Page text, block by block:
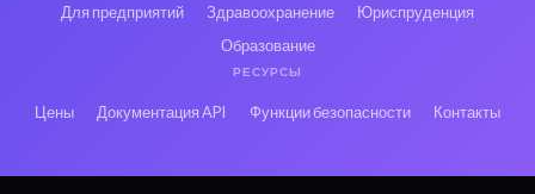
Для предприятий Здравоохранение
Юриспруденция
Образование
РЕСУРСЫ
Цены Документация API Функции безопасности Контакты